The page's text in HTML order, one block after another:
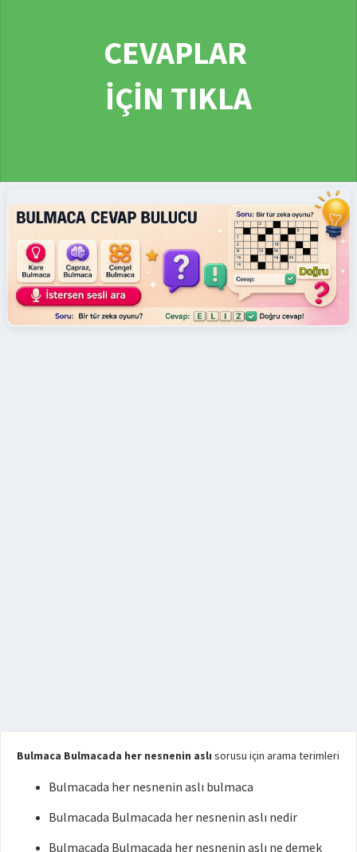
CEVAPLAR
İÇİN TIKLA
Bulmaca Bulmacada her nesnenin aslı sorusu için arama terimleri
Bulmacada her nesnenin aslı bulmaca
Bulmacada Bulmacada her nesnenin aslı nedir
Bulmacada Bulmacada her nesnenin aslı ne demek